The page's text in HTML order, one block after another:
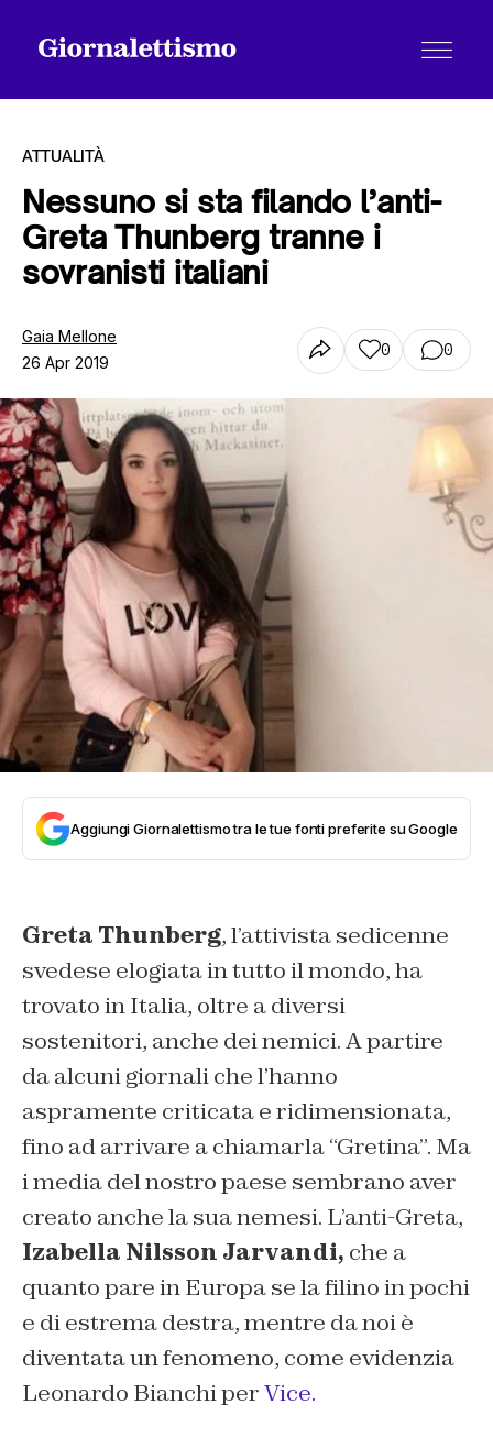
Tutti gli articoli
Chi siamo
Contatti
ATTUALITÀ
Nessuno si sta filando l’anti-
Greta Thunberg tranne i
sovranisti italiani
Gaia Mellone
26 Apr 2019
0 0
Aggiungi Giornalettismo tra le tue fonti preferite su Google
Greta Thunberg, l’attivista sedicenne
svedese elogiata in tutto il mondo, ha
trovato in Italia, oltre a diversi
sostenitori, anche dei nemici. A partire
da alcuni giornali che l’hanno
aspramente criticata e ridimensionata,
fino ad arrivare a chiamarla “Gretina”. Ma
i media del nostro paese sembrano aver
creato anche la sua nemesi. L’anti-Greta,
Izabella Nilsson Jarvandi, che a
quanto pare in Europa se la filino in pochi
e di estrema destra, mentre da noi è
diventata un fenomeno, come evidenzia
Leonardo Bianchi perVice.